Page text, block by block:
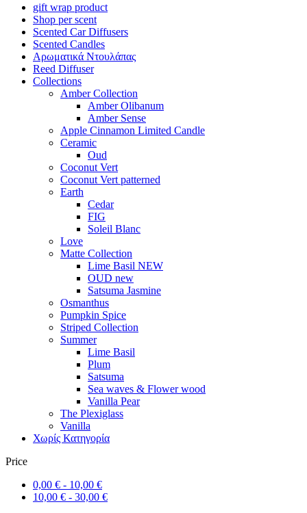
gift wrap product
Shop per scent
Scented Car Diffusers
Scented Candles
Αρωματικά Ντουλάπας
Reed Diffuser
Collections
Amber Collection
Amber Olibanum
Amber Sense
Apple Cinnamon Limited Candle
Ceramic
Oud
Coconut Vert
Coconut Vert patterned
Earth
Cedar
FIG
Soleil Blanc
Love
Matte Collection
Lime Basil NEW
OUD new
Satsuma Jasmine
Osmanthus
Pumpkin Spice
Striped Collection
Summer
Lime Basil
Plum
Satsuma
Sea waves & Flower wood
Vanilla Pear
The Plexiglass
Vanilla
Χωρίς Κατηγορία
Price
0,00 € - 10,00 €
10,00 € - 30,00 €